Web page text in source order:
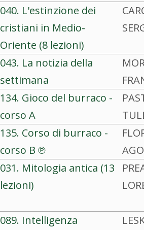
040. L'estinzione dei
cristiani in Medio-
Oriente (8 lezioni)
043. La notizia della
settimana
134. Gioco del burraco -
corso A
135. Corso di burraco -
corso B ℗
031. Mitologia antica (13
lezioni)
089. Intelligenza